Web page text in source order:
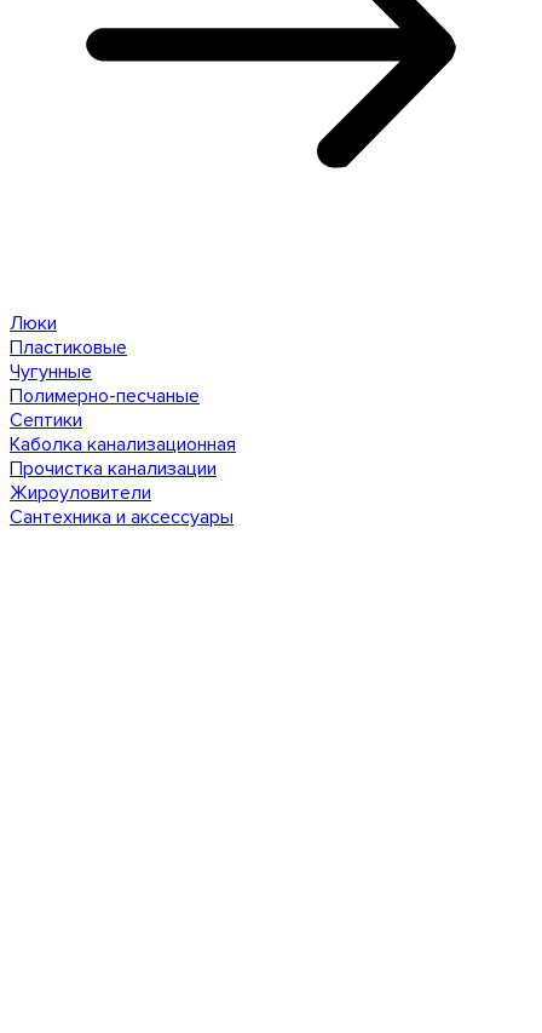
Люки
Пластиковые
Чугунные
Полимерно-песчаные
Септики
Каболка канализационная
Прочистка канализации
Жироуловители
Сантехника и аксессуары